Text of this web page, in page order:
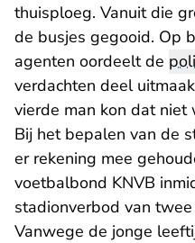
thuisploeg. Vanuit die
de busjes gegooid. Op
agenten oordeelt de
verdachten deel
vierde man kon dat niet
Bij het bepalen van de
er rekening mee
voetbalbond KNVB
stadionverbod van
Vanwege de jonge